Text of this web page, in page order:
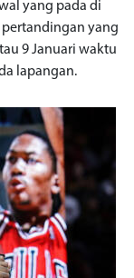
yang pada di
yang
9 Januari waktu
lapangan.